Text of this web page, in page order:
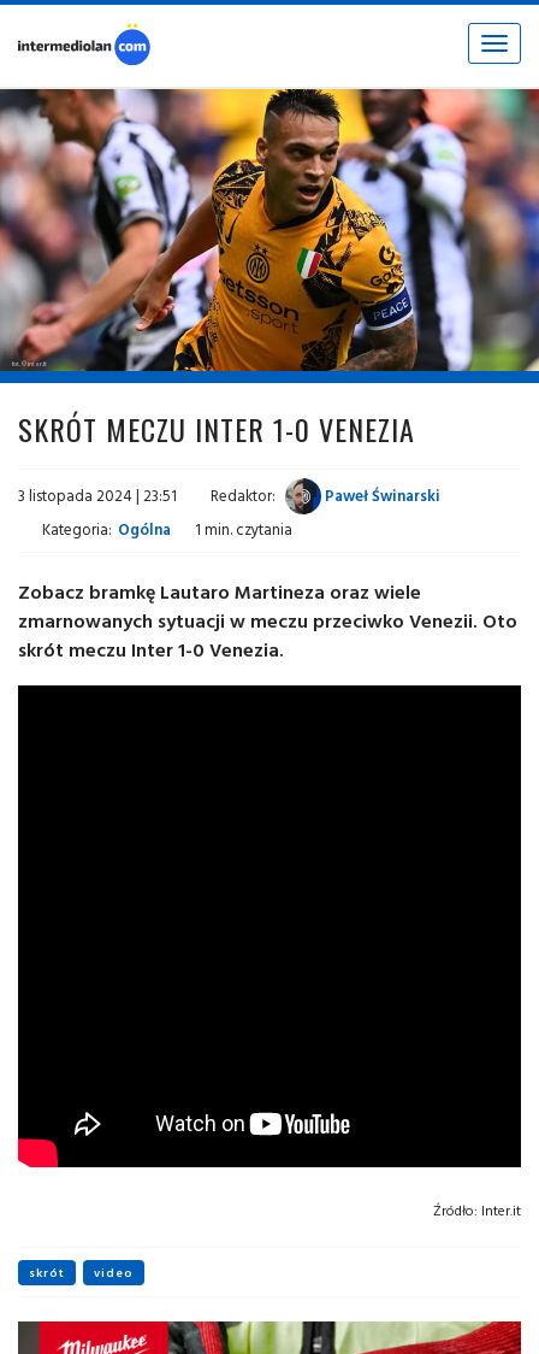
Toggle
fot. © inter.it
SKRÓT MECZU INTER 1-0 VENEZIA
3 listopada 2024 | 23:51 Redaktor:
Paweł Świnarski
Kategoria: Ogólna 1 min. czytania
Zobacz bramkę Lautaro Martineza oraz wiele
zmarnowanych sytuacji w meczu przeciwko Venezii. Oto
skrót meczu Inter 1-0 Venezia.
Źródło: Inter.it
skrót video